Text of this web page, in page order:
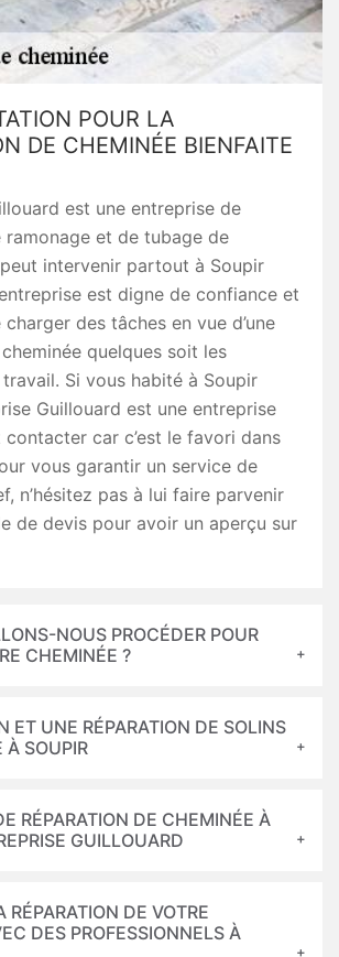
POUR LA
DE CHEMINÉE BIENFAITE
est une entreprise de
ramonage et de tubage de
intervenir partout à Soupir
est digne de confiance et
des tâches en vue d’une
quelques soit les
Si vous habité à Soupir
Guillouard est une entreprise
contacter car c’est le favori dans
vous garantir un service de
n’hésitez pas à lui faire parvenir
de devis pour avoir un aperçu sur
NOUS PROCÉDER POUR
CHEMINÉE ?
ET UNE RÉPARATION DE SOLINS
À SOUPIR
RÉPARATION DE CHEMINÉE À
GUILLOUARD
RÉPARATION DE VOTRE
DES PROFESSIONNELS À